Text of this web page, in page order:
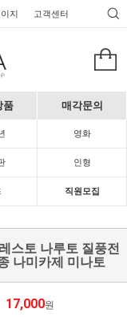
지 고객센터
품 매각문의
영화
인형
직원모집
스토 나루토 질풍전
나미카제 미나토
17,000원